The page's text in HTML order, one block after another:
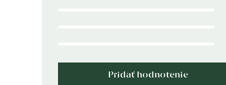
Pridať hodnotenie